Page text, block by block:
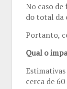
No caso
do total da
Portanto,
Qual o
cerca de